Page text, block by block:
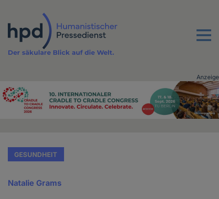
Inhalt
Menu
Der säkulare Blick auf die Welt.
Advertising
Anzeige
GESUNDHEIT
Natalie Grams